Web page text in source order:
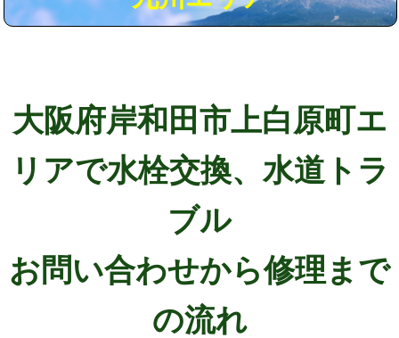
大阪府岸和田市上白原町エ
リアで水栓交換、水道トラ
ブル
お問い合わせから修理まで
の流れ